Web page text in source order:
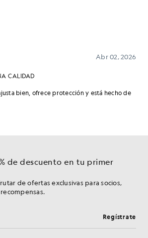
de descuento en tu primer
de ofertas exclusivas para socios,
electrónico Regístrate